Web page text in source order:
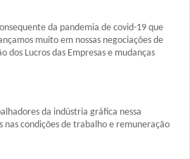
da pandemia de covid-19 que
muito em nossas negociações de
Lucros das Empresas e mudanças
da indústria gráfica nessa
nas condições de trabalho e remuneração